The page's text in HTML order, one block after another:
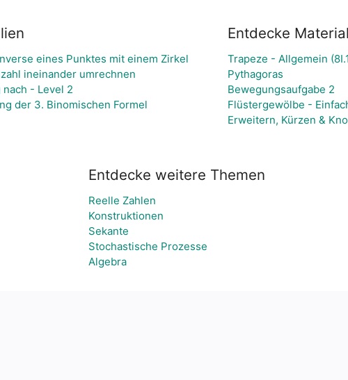
eines Punktes mit einem Zirkel
ineinander umrechnen
- Level 2
der 3. Binomischen Formel
Entdecke
Trapeze - Allgemein
Pythagoras
Bewegungsaufgabe 2
Flüstergewölbe -
Erweitern, Kürzen &
Entdecke weitere Themen
Reelle Zahlen
Konstruktionen
Sekante
Stochastische Prozesse
Algebra